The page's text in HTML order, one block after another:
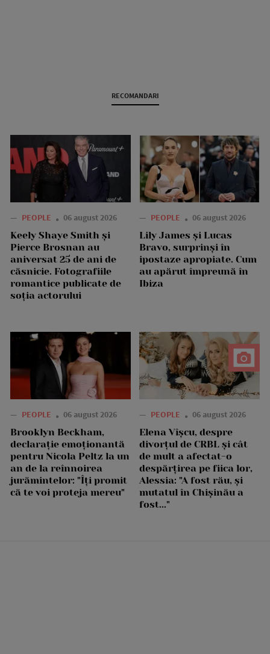
RECOMANDARI
— PEOPLE 06 august 2026
Keely Shaye Smith și
Pierce Brosnan au
aniversat 25 de ani de
căsnicie. Fotografiile
romantice publicate de
soția actorului
— PEOPLE 06 august 2026
Lily James și Lucas
Bravo, surprinși în
ipostaze apropiate. Cum
au apărut împreună în
Ibiza
— PEOPLE 06 august 2026
Brooklyn Beckham,
declarație emoționantă
pentru Nicola Peltz la un
an de la reînnoirea
jurămintelor: "Îți promit
că te voi proteja mereu"
— PEOPLE 06 august 2026
Elena Vîșcu, despre
divorțul de CRBL și cât
de mult a afectat-o
despărțirea pe fiica lor,
Alessia: "A fost rău, și
mutatul în Chișinău a
fost..."